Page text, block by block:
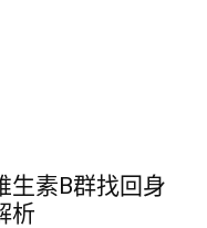
生素B群找回身
析